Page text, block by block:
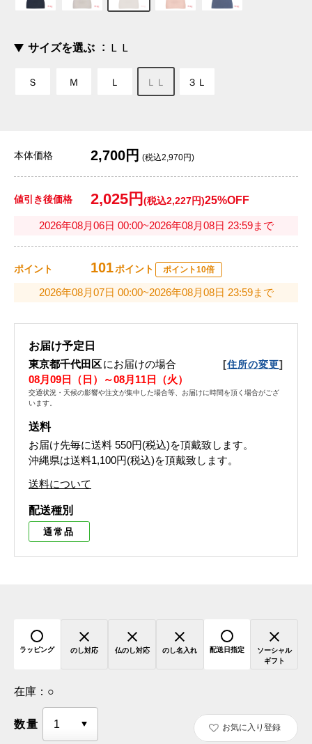
サイズを選ぶ ＬＬ
Ｓ Ｍ Ｌ ＬＬ ３Ｌ
本体価格 2,700円 (税込2,970円)
値引き後価格 2,025円 (税込2,227円)25%OFF
2026年08月06日 00:00~2026年08月08日 23:59まで
ポイント 101ポイント ポイント10倍
2026年08月07日 00:00~2026年08月08日 23:59まで
お届け予定日
東京都千代田区にお届けの場合 [住所の変更]
08月09日（日）～08月11日（火）
交通状況・天候の影響や注文が集中した場合等、お届けに時間を頂く場合がござ
います。
送料
お届け先毎に送料 550円(税込)を頂戴致します。
沖縄県は送料1,100円(税込)を頂戴致します。
送料について
配送種別
通常品
ラッピング のし対応 仏のし対応 のし名入れ 配送日指定
ソーシャル
ギフト
在庫： ○
数量 お気に入り登録